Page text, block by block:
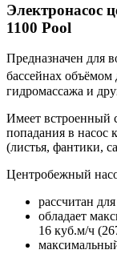
Электронасос
1100 Pool
Предназначен для
бассейнах объёмом
гидромассажа и
Имеет встроенный
попадания в насос
(листья, фантики,
Центробежный
рассчитан
обладает
16 куб.м/ч